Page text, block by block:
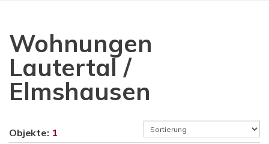
Wohnungen
Lautertal /
Elmshausen
Objekte: 1